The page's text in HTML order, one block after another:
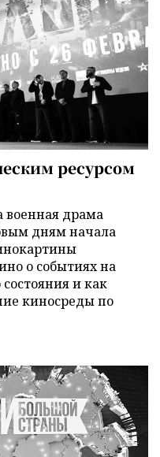
ресурсом
военная драма
дням начала
о событиях на
и как
киносреды по